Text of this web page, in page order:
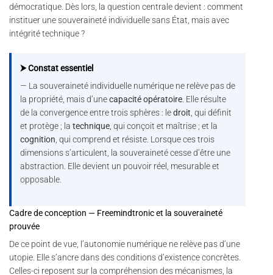
démocratique. Dès lors, la question centrale devient : comment
instituer une souveraineté individuelle sans État, mais avec
intégrité technique ?
⮞ Constat essentiel
— La souveraineté individuelle numérique ne relève pas de
la propriété, mais d’unecapacité opératoire. Elle résulte
de la convergence entre trois sphères : ledroit, qui définit
et protège ; latechnique, qui conçoit et maîtrise ; et la
cognition, qui comprend et résiste. Lorsque ces trois
dimensions s’articulent, la souveraineté cesse d’être une
abstraction. Elle devient un pouvoir réel, mesurable et
opposable.
Cadre de conception — Freemindtronic et la souveraineté
prouvée
De ce point de vue, l’autonomie numérique ne relève pas d’une
utopie. Elle s’ancre dans des conditions d’existence concrètes.
Celles-ci reposent sur la compréhension des mécanismes, la